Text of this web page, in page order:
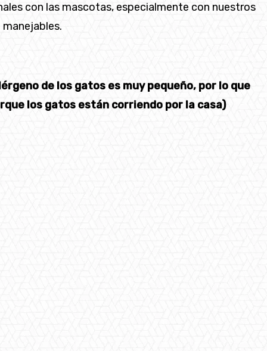
con las mascotas, especialmente con nuestros
de los gatos es muy pequeño, por lo que
los gatos están corriendo por la casa)